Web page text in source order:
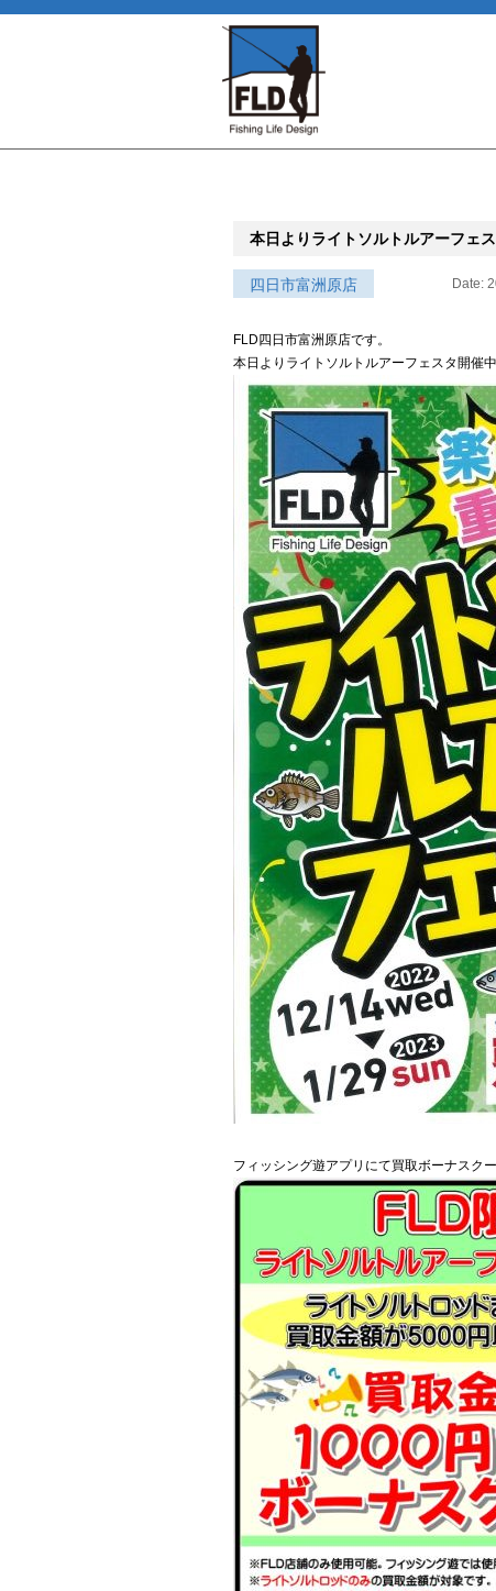
本日よりライトソルトルアーフェ
四日市富洲原店 Date:
FLD四日市富洲原店です。
本日よりライトソルトルアーフェスタ開催中
フィッシング遊アプリにて買取ボーナスク